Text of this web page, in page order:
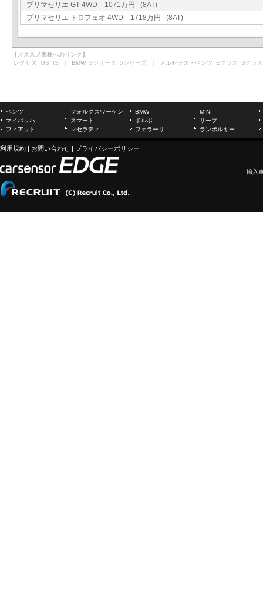
プリマセリエ GT 4WD 1071万円 (8AT)
プリマセリエ トロフェオ 4WD 1718万円 (8AT)
【オススメ車種へのリンク】
レクサス GS IS ｜ BMW 3シリーズ 5シリーズ ｜ メルセデス・ベンツ Eクラス Sクラス
ベンツ フォルクスワーゲン BMW
MINI
マイバッハ
スマート ボルボ
サーブ
フィアット
マセラティ フェラーリ ランボルギーニ
利用規約 | お問い合わせ | プライバシーポリシー
輸入